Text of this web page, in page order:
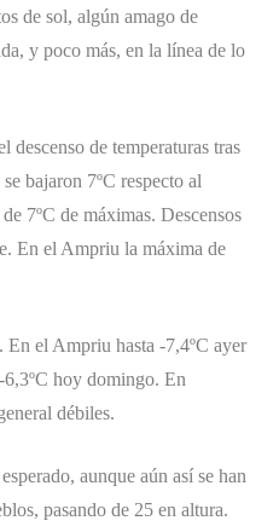
de sol, algún amago de
y poco más, en la línea de lo
descenso de temperaturas tras
bajaron 7ºC respecto al
7ºC de máximas. Descensos
En el Ampriu la máxima de
el Ampriu hasta -7,4ºC ayer
6,3ºC hoy domingo. En
débiles.
aunque aún así se han
pasando de 25 en altura.